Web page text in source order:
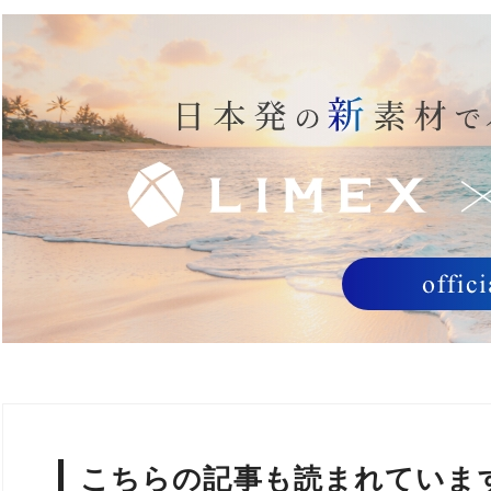
こちらの記事も読まれていま